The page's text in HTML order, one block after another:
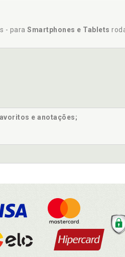
- para Smartphones e Tablets
e anotações;